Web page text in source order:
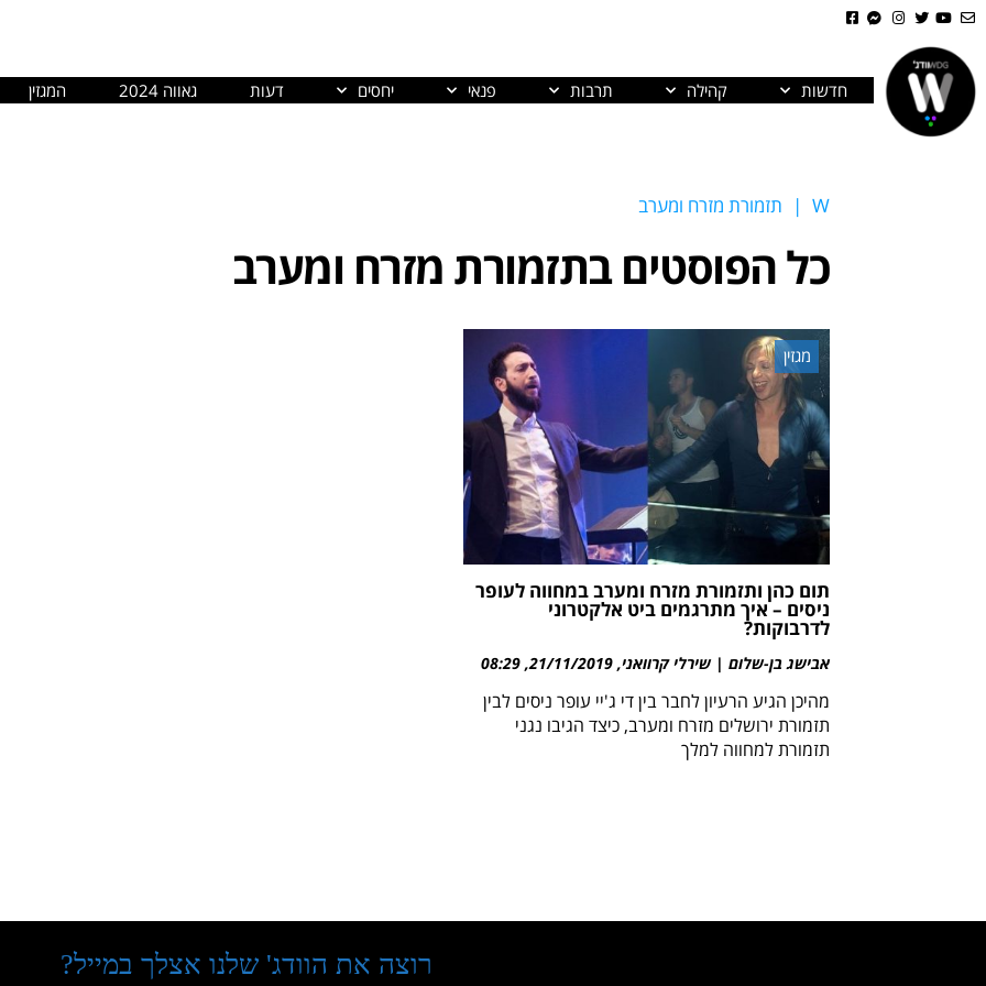
חדשות קהילה תרבות פנאי יחסים דעות גאווה 2024 המגזין
W
| תזמורת מזרח ומערב
כל הפוסטים בתזמורת מזרח ומערב
מגזין
תום כהן ותזמורת מזרח ומערב במחווה לעופר
ניסים – איך מתרגמים ביט אלקטרוני
לדרבוקות?
אבישג בן-שלום | שירלי קרוואני 21/11/2019
08:29
מהיכן הגיע הרעיון לחבר בין די ג'יי עופר ניסים לבין
תזמורת ירושלים מזרח ומערב, כיצד הגיבו נגני
תזמורת למחווה למלך